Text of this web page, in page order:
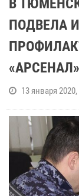
В
ПОДВЕЛА
«АРСЕНАЛ»
13 января 2020,